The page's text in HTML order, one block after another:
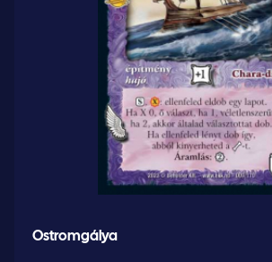
Ostromgálya